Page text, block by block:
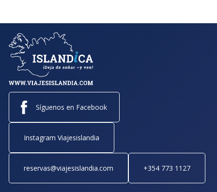
Síguenos en Facebook
Instagram Viajesislandia
reservas@viajesislandia.com +354 773 1127